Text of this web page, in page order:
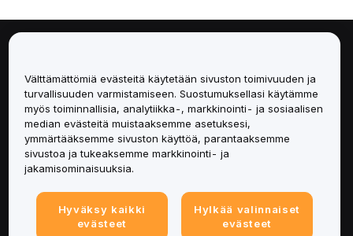
Palvelut
Tuki
Tuotteet
Lakiasiat
Välttämättömiä evästeitä käytetään sivuston toimivuuden ja
turvallisuuden varmistamiseen. Suostumuksellasi käytämme
myös toiminnallisia, analytiikka-, markkinointi- ja sosiaalisen
median evästeitä muistaaksemme asetuksesi,
ymmärtääksemme sivuston käyttöä, parantaaksemme
sivustoa ja tukeaksemme markkinointi- ja
jakamisominaisuuksia.
Hyväksy kaikki
evästeet
Hylkää valinnaiset
evästeet